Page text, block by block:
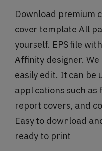
Download premium
cover template All
yourself. EPS file
Affinity designer.
easily edit. It can be
applications such as
report covers, and
Easy to download
ready to print